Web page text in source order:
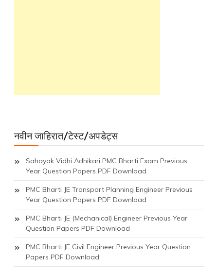
नवीन जाहिरात/टेस्ट/अपडेट्स
Sahayak Vidhi Adhikari PMC Bharti Exam Previous
Year Question Papers PDF Download
PMC Bharti JE Transport Planning Engineer Previous
Year Question Papers PDF Download
PMC Bharti JE (Mechanical) Engineer Previous Year
Question Papers PDF Download
PMC Bharti JE Civil Engineer Previous Year Question
Papers PDF Download